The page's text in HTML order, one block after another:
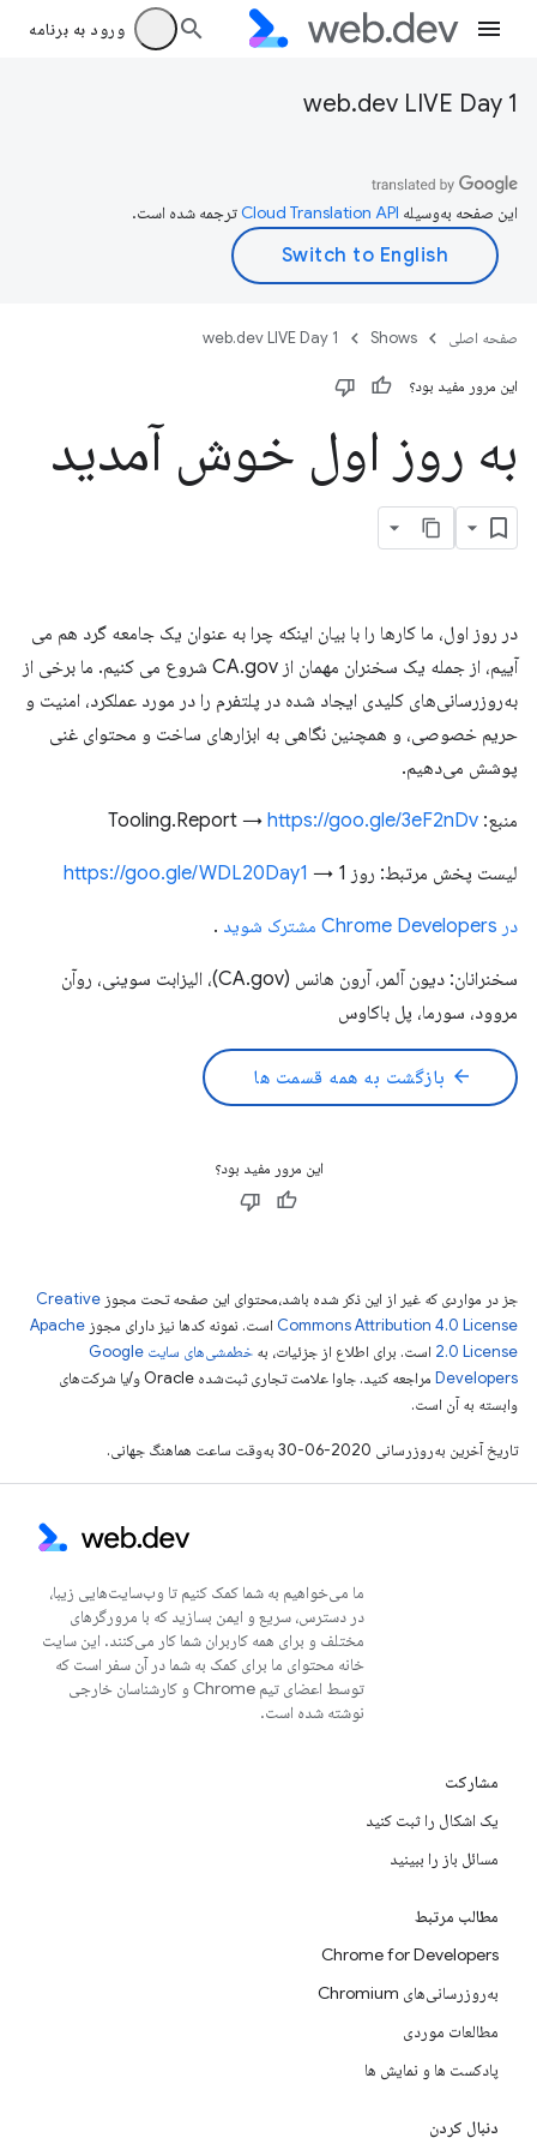
ورود به برنامه
web.dev LIVE Day 1
این صفحه به‌وسیله ترجمه شده است.
صفحه اصلی Shows
web.dev LIVE Day 1
این مرور مفید بود؟
به روز اول خوش آمدید
در روز اول، ما کارها را با بیان اینکه چرا به عنوان یک جامعه گرد هم می
آییم، از جمله یک سخنران مهمان از CA.gov شروع می کنیم. ما برخی از
به‌روزرسانی‌های کلیدی ایجاد شده در پلتفرم را در مورد عملکرد، امنیت و
حریم خصوصی، و همچنین نگاهی به ابزارهای ساخت و محتوای غنی
پوشش می‌دهیم.
منبع: Tooling.Report → https://goo.gle/3eF2nDv
لیست پخش مرتبط: روز 1 → https://goo.gle/WDL20Day1
در Chrome Developers مشترک شوید .
سخنرانان: دیون آلمر، آرون هانس (CA.gov)، الیزابت سوینی، روآن
مروود، سورما، پل باکاوس
arrow_back بازگشت به همه قسمت ها
این مرور مفید بود؟
جز در مواردی که غیر از این ذکر شده باشد،‌محتوای این صفحه تحت مجوز Creative
Commons Attribution 4.0 License است. نمونه کدها نیز دارای مجوز Apache
2.0 License است. برای اطلاع از جزئیات، به
خطمشی‌های سایت Google
Developers‏
مراجعه کنید. جاوا علامت تجاری ثبت‌شده Oracle و/یا شرکت‌های
وابسته به آن است.
تاریخ آخرین به‌روزرسانی 2020-06-30 به‌وقت ساعت هماهنگ جهانی.
ما می‌خواهیم به شما کمک کنیم تا وب‌سایت‌هایی زیبا،
در دسترس، سریع و ایمن بسازید که با مرورگرهای
مختلف و برای همه کاربران شما کار می‌کنند. این سایت
خانه محتوای ما برای کمک به شما در آن سفر است که
توسط اعضای تیم Chrome و کارشناسان خارجی
نوشته شده است.
مشارکت
یک اشکال را ثبت کنید
مسائل باز را ببینید
مطالب مرتبط
Chrome for Developers
به‌روزرسانی‌های Chromium
مطالعات موردی
پادکست ها و نمایش ها
دنبال کردن